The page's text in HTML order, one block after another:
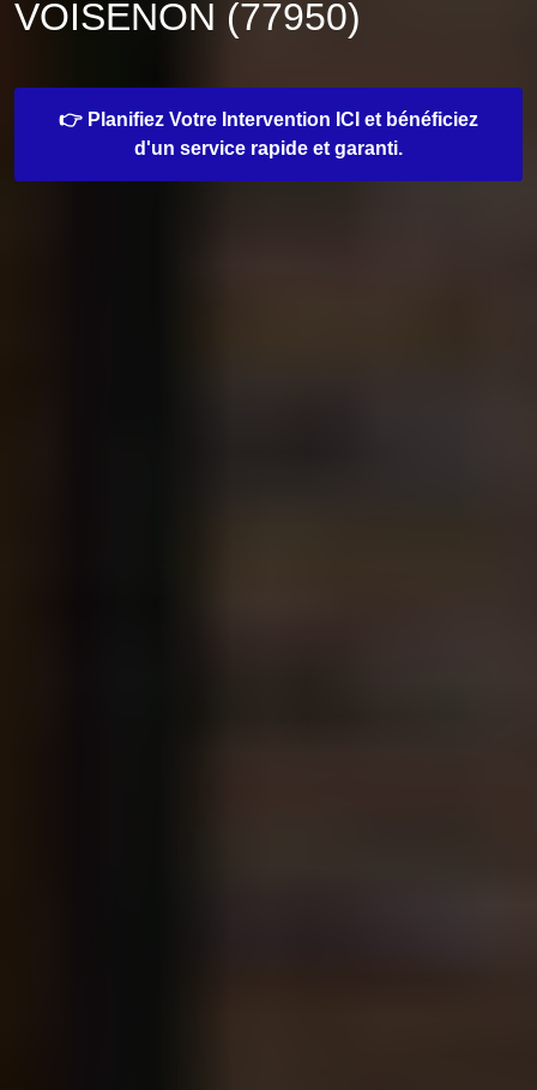
VOISENON (77950)
👉 Planifiez Votre Intervention ICI et bénéficiez
d'un service rapide et garanti.